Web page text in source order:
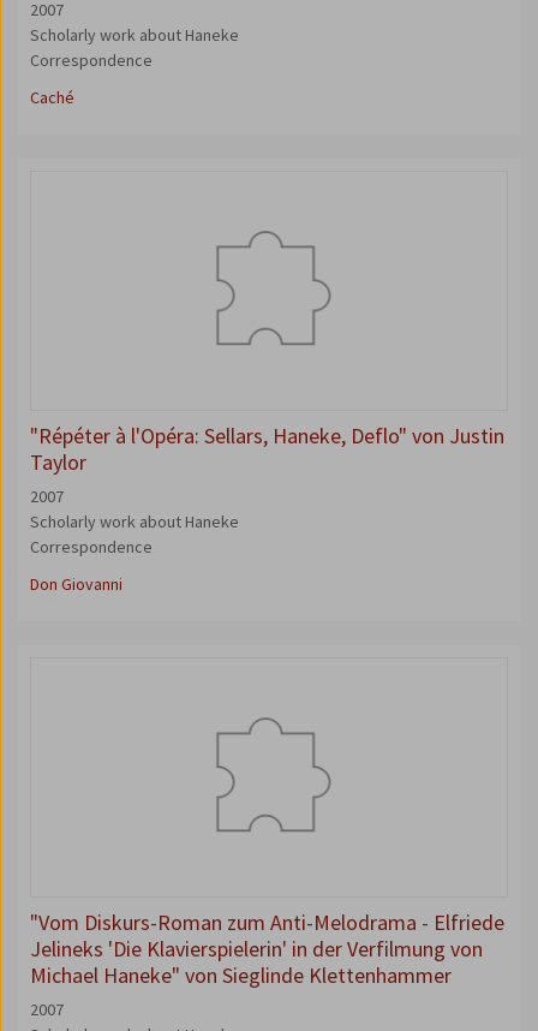
2007
Scholarly work about Haneke
Correspondence
Caché
"Répéter à l'Opéra: Sellars, Haneke, Deflo" von Justin
Taylor
2007
Scholarly work about Haneke
Correspondence
Don Giovanni
"Vom Diskurs-Roman zum Anti-Melodrama - Elfriede
Jelineks 'Die Klavierspielerin' in der Verfilmung von
Michael Haneke" von Sieglinde Klettenhammer
2007